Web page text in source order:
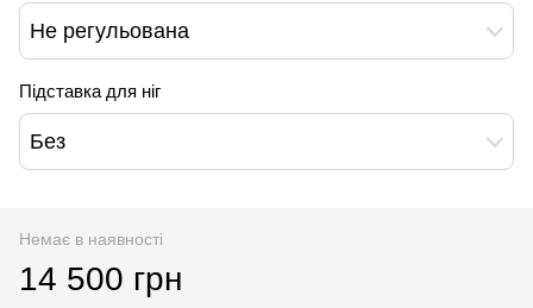
Не регульована
Підставка для ніг
Без
Немає в наявності
14 500 грн